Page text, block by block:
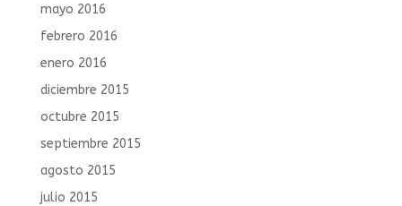
mayo 2016
febrero 2016
enero 2016
diciembre 2015
octubre 2015
septiembre 2015
agosto 2015
julio 2015